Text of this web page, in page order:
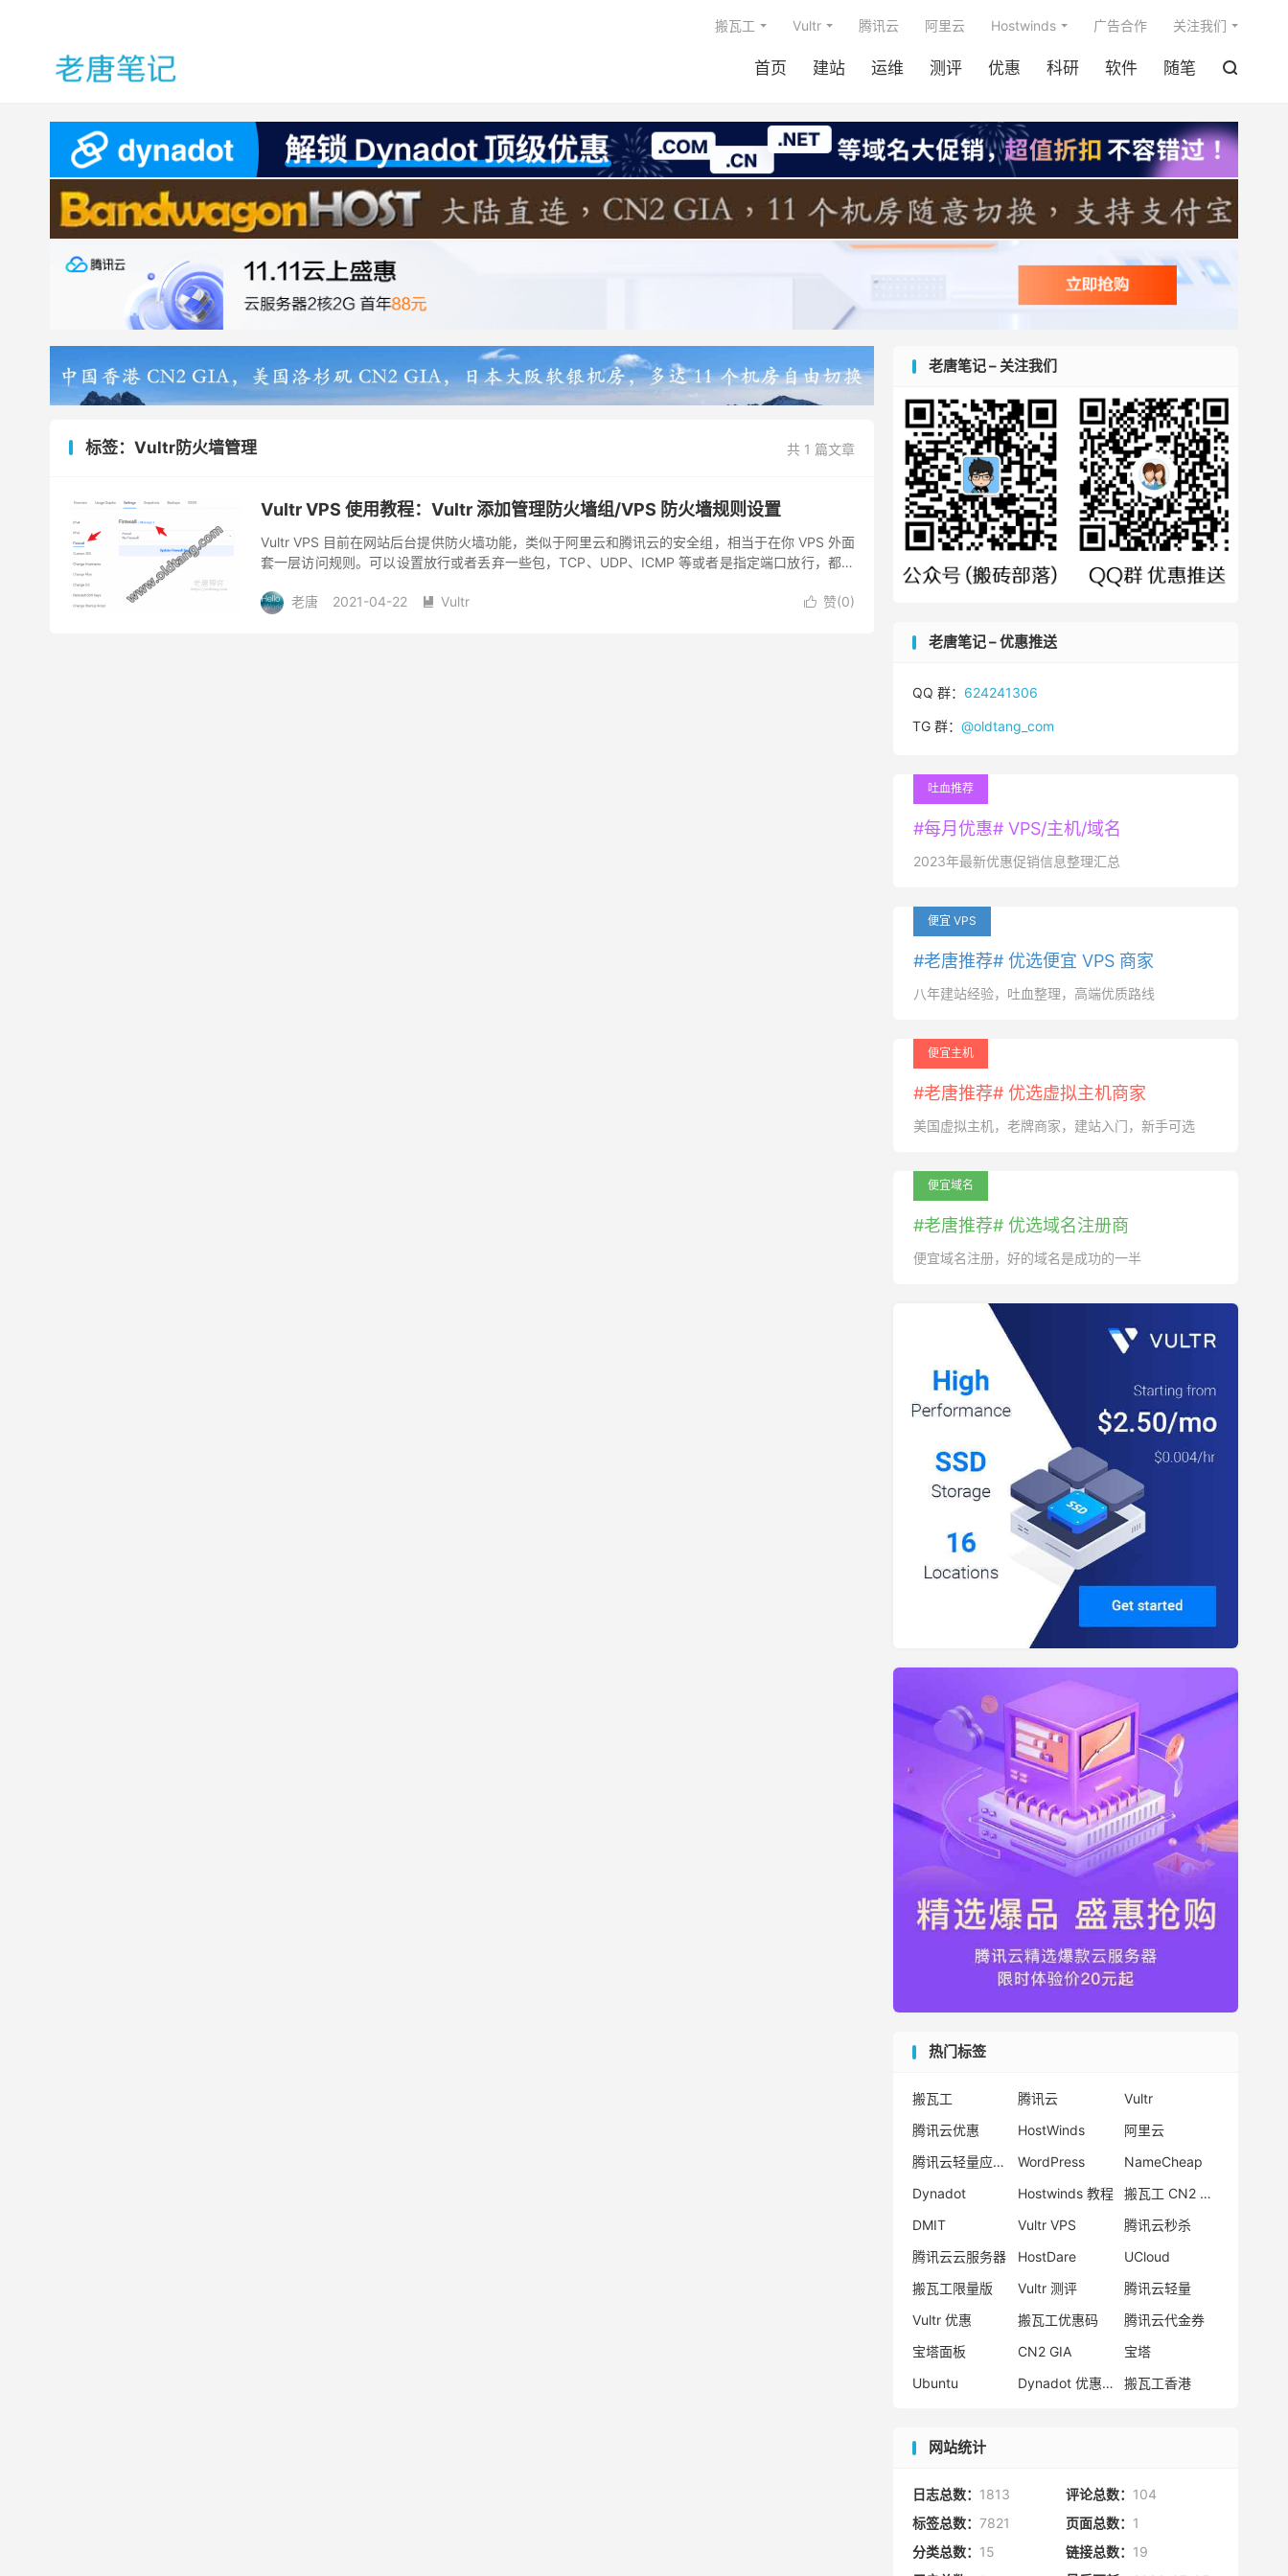
首页 建站 运维 测评 优惠 科研 软件 随笔 
搬瓦工 Vultr 腾讯云 阿里云 Hostwinds 广告合作 关注我们
共 1 篇文章
标签：Vultr防火墙管理
Vultr VPS 使用教程：Vultr 添加管理防火墙组/VPS 防火墙规则设置
Vultr VPS 目前在网站后台提供防火墙功能，类似于阿里云和腾讯云的安全组，相当于在你 VPS 外面
套一层访问规则。可以设置放行或者丢弃一些包，TCP、UDP、ICMP 等或者是指定端口放行，都可
 赞(0)
老唐 2021-04-22  Vultr
老唐笔记 – 关注我们
老唐笔记 – 优惠推送
QQ 群： 624241306
TG 群： @oldtang_com
吐血推荐
#每月优惠# VPS/主机/域名
2023年最新优惠促销信息整理汇总
便宜 VPS
#老唐推荐# 优选便宜 VPS 商家
八年建站经验，吐血整理，高端优质路线
便宜主机
#老唐推荐# 优选虚拟主机商家
美国虚拟主机，老牌商家，建站入门，新手可选
便宜域名
#老唐推荐# 优选域名注册商
便宜域名注册，好的域名是成功的一半
热门标签
搬瓦工 腾讯云
Vultr
腾讯云优惠
HostWinds
阿里云
腾讯云轻量应用服务器
WordPress
NameCheap
Dynadot
Hostwinds 教程
搬瓦工 CN2 GIA
DMIT
Vultr VPS
腾讯云秒杀
腾讯云云服务器
HostDare
UCloud
搬瓦工限量版
Vultr 测评
腾讯云轻量
Vultr 优惠
搬瓦工优惠码
腾讯云代金券
宝塔面板
CN2 GIA
宝塔
Ubuntu
Dynadot 优惠码 搬瓦工香港
网站统计
日志总数： 1813 评论总数： 104
标签总数： 7821 页面总数： 1
分类总数： 15 链接总数： 19